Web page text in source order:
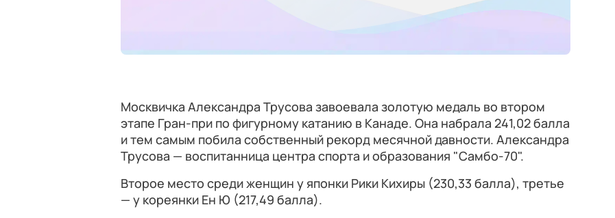
Москвичка Александра Трусова завоевала золотую медаль во втором
этапе Гран-при по фигурному катанию в Канаде. Она набрала 241,02 балла
и тем самым побила собственный рекорд месячной давности. Александра
Трусова — воспитанница центра спорта и образования "Самбо-70".
Второе место среди женщин у японки Рики Кихиры (230,33 балла), третье
— у кореянки Ен Ю (217,49 балла).